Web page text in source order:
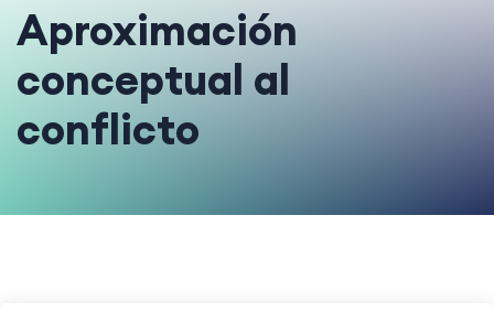
Aproximación
conceptual al
conflicto